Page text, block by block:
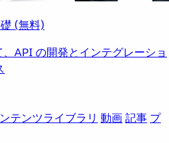
(無料)
API の開発とインテグレーショ
テンツライブラリ 動画記事 プ